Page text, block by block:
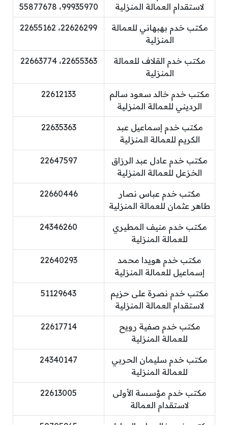
لاستقدام العمالة المنزلية
99935970، 55877678
مكتب خدم بهبهاني للعمالة
المنزلية
22626299، 22655162
مكتب خدم القلاف للعمالة
المنزلية
22655363، 22663774
مكتب خدم خالد سعود سالم
الرديني للعمالة المنزلية
22612133
مكتب خدم إسماعيل عبد
الكريم للعمالة المنزلية
22635363
مكتب خدم عادل عبد الرزاق
الخزعل للعمالة المنزلية
22647597
مكتب خدم عباس نصار
طاهر عثمان للعمالة المنزلية
22660446
مكتب خدم منيف المطيري
للعمالة المنزلية
24346260
مكتب خدم هويدا محمد
إسماعيل للعمالة المنزلية
22640293
مكتب خدم نصرة على حزيم
لاستقدام العمالة المنزلية
51129643
مكتب خدم صفية رويح
للعمالة المنزلية
22617714
مكتب خدم سليمان الحربي
للعمالة المنزلية
24340147
مكتب خدم مؤسسة الأولى
لاستقدام العمالة
22613005